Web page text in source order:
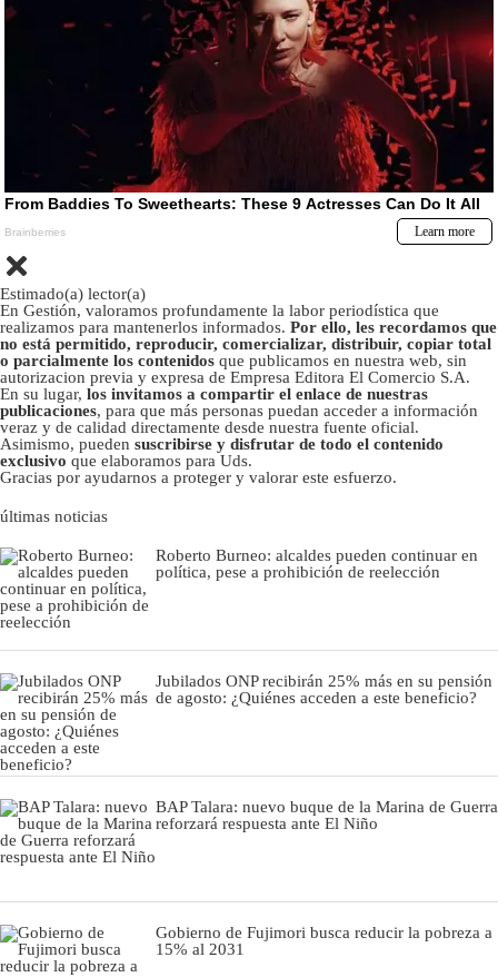
Estimado(a) lector(a)
En Gestión, valoramos profundamente la labor periodística que
realizamos para mantenerlos informados. Por ello, les recordamos que
no está permitido, reproducir, comercializar, distribuir, copiar total
o parcialmente los contenidos que publicamos en nuestra web, sin
autorizacion previa y expresa de Empresa Editora El Comercio S.A.
En su lugar, los invitamos a compartir el enlace de nuestras
publicaciones, para que más personas puedan acceder a información
veraz y de calidad directamente desde nuestra fuente oficial.
Asimismo, pueden suscribirse y disfrutar de todo el contenido
exclusivo que elaboramos para Uds.
Gracias por ayudarnos a proteger y valorar este esfuerzo.
últimas noticias
Roberto Burneo: alcaldes pueden continuar en
política, pese a prohibición de reelección
Jubilados ONP recibirán 25% más en su pensión
de agosto: ¿Quiénes acceden a este beneficio?
BAP Talara: nuevo buque de la Marina de Guerra
reforzará respuesta ante El Niño
Gobierno de Fujimori busca reducir la pobreza a
15% al 2031